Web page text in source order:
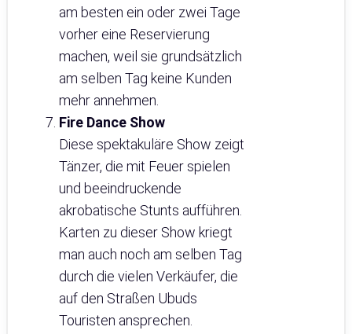
am besten ein oder zwei Tage
vorher eine Reservierung
machen, weil sie grundsätzlich
am selben Tag keine Kunden
mehr annehmen.
Fire Dance Show
Diese spektakuläre Show zeigt
Tänzer, die mit Feuer spielen
und beeindruckende
akrobatische Stunts aufführen.
Karten zu dieser Show kriegt
man auch noch am selben Tag
durch die vielen Verkäufer, die
auf den Straßen Ubuds
Touristen ansprechen.